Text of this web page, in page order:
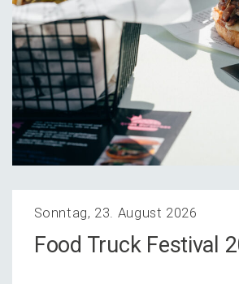
Sonntag, 23. August 2026
Food Truck Festi­val